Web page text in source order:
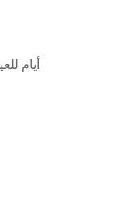
3-6 أيام للعينة، 7-15